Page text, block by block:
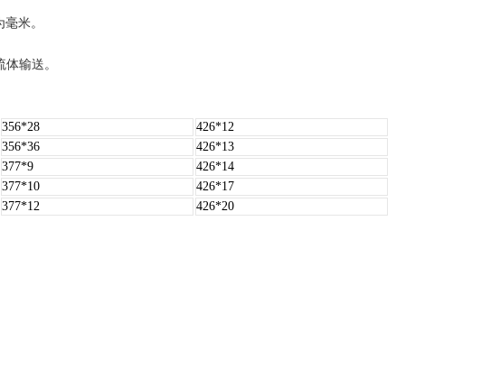
米。‌‌
输送。
356*28
426*12
356*36
426*13
377*9
426*14
377*10
426*17
377*12 426*20